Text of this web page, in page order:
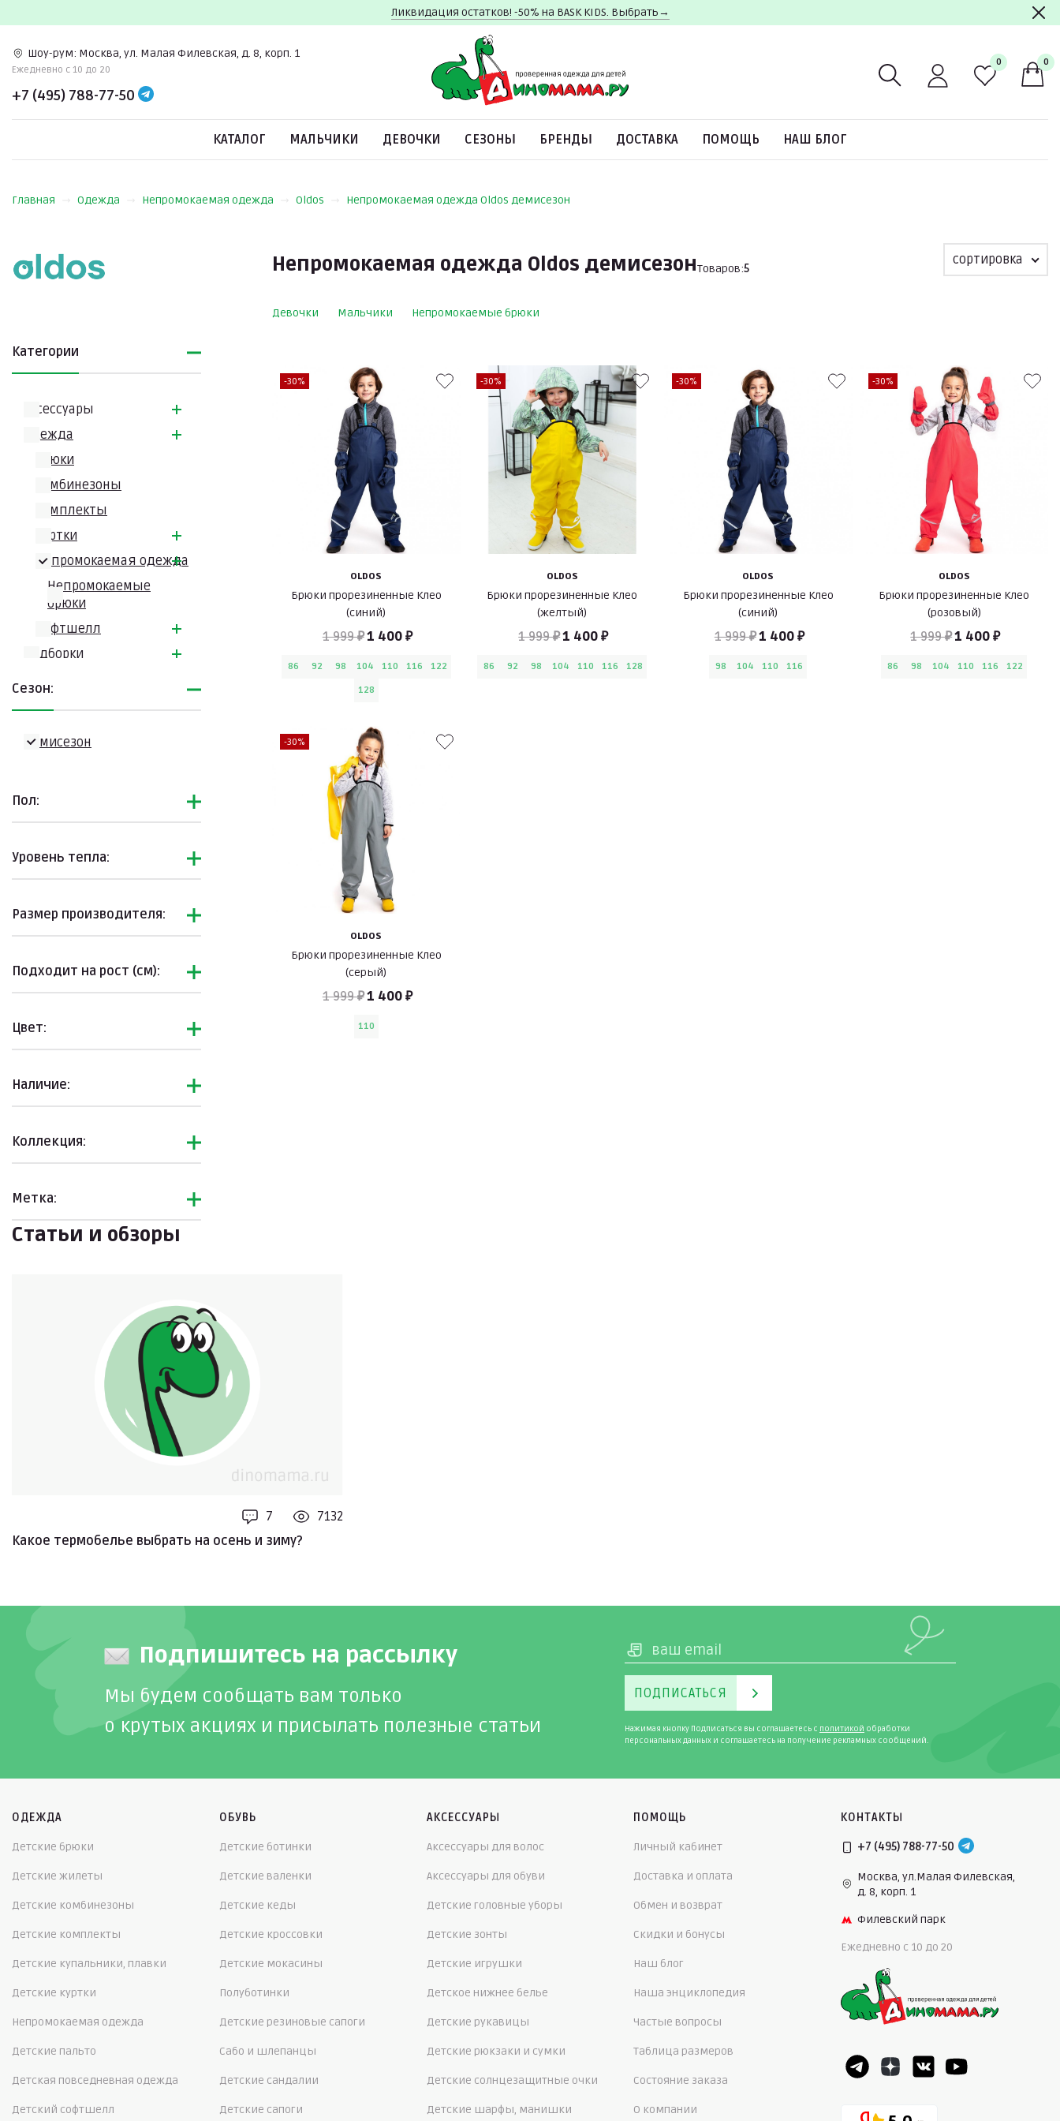
Ликвидация остатков! -50% на BASK KIDS. Выбрать→
Шоу-рум: Москва, ул. Малая Филевская, д. 8, корп. 1
Ежедневно c 10 до 20
+7 (495) 788-77-50
0 0
КАТАЛОГ МАЛЬЧИКИ ДЕВОЧКИ СЕЗОНЫ БРЕНДЫ ДОСТАВКА ПОМОЩЬ НАШ БЛОГ
Главная Одежда Непромокаемая одежда Oldos Непромокаемая одежда Oldos демисезон
Категории
Аксессуары
Одежда
Брюки
Комбинезоны
Комплекты
Куртки
Непромокаемая одежда
Непромокаемые
брюки
Софтшелл
Подборки
Сезон:
Демисезон
Пол:
Уровень тепла:
Размер производителя:
Подходит на рост (см):
Цвет:
Наличие:
Коллекция:
Метка:
Непромокаемая одежда Oldos демисезонТоваров:5
сортировка
Девочки Мальчики Непромокаемые брюки
-30%
OLDOS
Брюки прорезиненные Клео
(синий)
1 999 ₽1 400 ₽
86 92 98 104 110 116
122
128
-30%
OLDOS
Брюки прорезиненные Клео
(желтый)
1 999 ₽1 400 ₽
86 92 98 104 110 116 128
-30%
OLDOS
Брюки прорезиненные Клео
(синий)
1 999 ₽1 400 ₽
98 104 110 116
-30%
OLDOS
Брюки прорезиненные Клео
(розовый)
1 999 ₽1 400 ₽
86 98 104 110 116 122
-30%
OLDOS
Брюки прорезиненные Клео
(серый)
1 999 ₽1 400 ₽
110
Статьи и обзоры
7
7132
Какое термобелье выбрать на осень и зиму?
Подпишитесь на рассылку
Мы будем сообщать вам только
о крутых акциях и присылать полезные статьи
ПОДПИСАТЬСЯ
Нажимая кнопку Подписаться вы соглашаетесь с политикой обработки
персональных данных и соглашаетесь на получение рекламных сообщений.
ОДЕЖДА
Детские брюки
Детские жилеты
Детские комбинезоны
Детские комплекты
Детские купальники, плавки
Детские куртки
Непромокаемая одежда
Детские пальто
Детская повседневная одежда
Детский софтшелл
ОБУВЬ
Детские ботинки
Детские валенки
Детские кеды
Детские кроссовки
Детские мокасины
Полуботинки
Детские резиновые сапоги
Сабо и шлепанцы
Детские сандалии
Детские сапоги
АКСЕССУАРЫ
Аксессуары для волос
Аксессуары для обуви
Детские головные уборы
Детские зонты
Детские игрушки
Детское нижнее белье
Детские рукавицы
Детские рюкзаки и сумки
Детские солнцезащитные очки
Детские шарфы, манишки
ПОМОЩЬ
Личный кабинет
Доставка и оплата
Обмен и возврат
Скидки и бонусы
Наш блог
Наша энциклопедия
Частые вопросы
Таблица размеров
Состояние заказа
О компании
КОНТАКТЫ
+7 (495) 788-77-50
Москва, ул.Малая Филевская,
д. 8, корп. 1
Филевский парк
Ежедневно c 10 до 20